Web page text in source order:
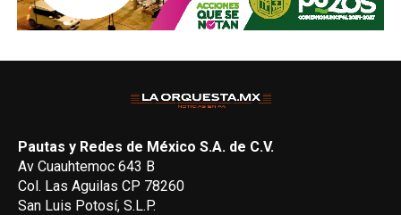
Pautas y Redes de México S.A. de C.V.
Av Cuauhtemoc 643 B
Col. Las Aguilas CP 78260
San Luis Potosí, S.L.P.